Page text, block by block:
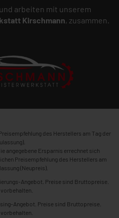
und arbeiten mit unserem
Kirschmann, zusammen.
des Herstellers am Tag der
angegebene Ersparnis errechnet sich
Preisempfehlung des Herstellers am
(Neupreis).
Angebot. Preise sind Bruttopreise.
Angebot. Preise sind Bruttopreise.